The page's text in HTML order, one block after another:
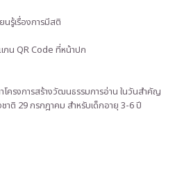
นรู้เรื่องการมีสติ
กน QR Code ที่หน้าปก
ครงการสร้างวัฒนธรรมการอ่าน ในวันสำคัญ
าติ 29 กรกฎาคม สำหรับเด็กอายุ 3-6 ปี